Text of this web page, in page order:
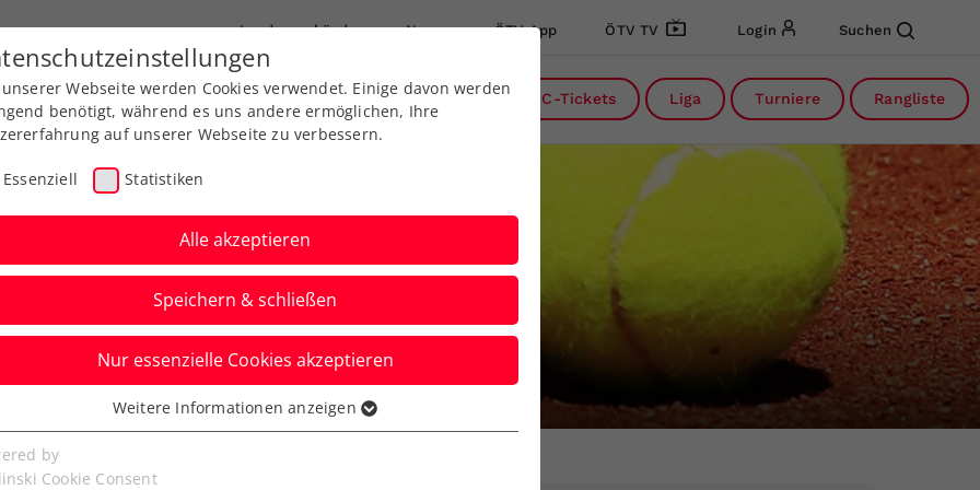
Landesverbände News ÖTV App ÖTV TV Login Suchen
Ausbildung Services Über uns DC-Tickets Liga Turniere Rangliste
Aktuelle News
Webseite werden Cookies verwendet. Einige davon werden
benötigt, während es uns andere ermöglichen, Ihre
auf unserer Webseite zu verbessern.
Essenziell Statistiken
Alle akzeptieren
Speichern & schließen
Nur essenzielle Cookies akzeptieren
Cookies werden für grundlegende Funktionen der
benötigt. Dadurch ist gewährleistet, dass die Webseite
Weitere Informationen anzeigen
by
Cookie Consent